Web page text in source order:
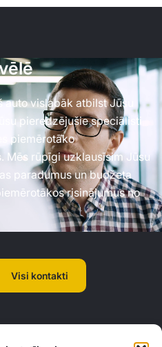
vislabāk atbilst Jūsu
pieredzējušie speciālisti
piemērotāko
rūpīgi uzklausīsim Jūsu
paradumus un budžeta
risinājumus no
Visi kontakti